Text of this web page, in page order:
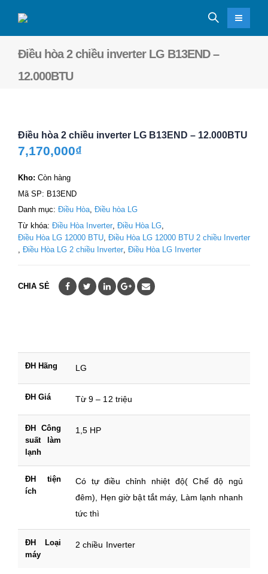
Điều hòa 2 chiều inverter LG B13END –
12.000BTU
Điều hòa 2 chiều inverter LG B13END – 12.000BTU
7,170,000₫
Kho: Còn hàng
Mã SP: B13END
Danh mục: Điều Hòa, Điều hòa LG
Từ khóa: Điều Hòa Inverter Điều Hòa LG
Điều Hòa LG 12000 BTU Điều Hòa LG 12000 BTU 2 chiều Inverter
Điều Hòa LG 2 chiều Inverter Điều Hòa LG Inverter
CHIA SẺ
ĐH Hãng LG
ĐH Giá Từ 9 – 12 triệu
ĐH Công
suất làm
lạnh
1,5 HP
ĐH tiện
ích
Có tự điều chỉnh nhiệt độ( Chế độ ngủ
đêm), Hẹn giờ bật tắt máy, Làm lạnh nhanh
tức thì
ĐH Loại
máy
2 chiều Inverter